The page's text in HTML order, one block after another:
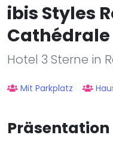
ibis Styles
Cathédrale
Hotel 3 Sterne in
Mit Parkplatz
Präsentation